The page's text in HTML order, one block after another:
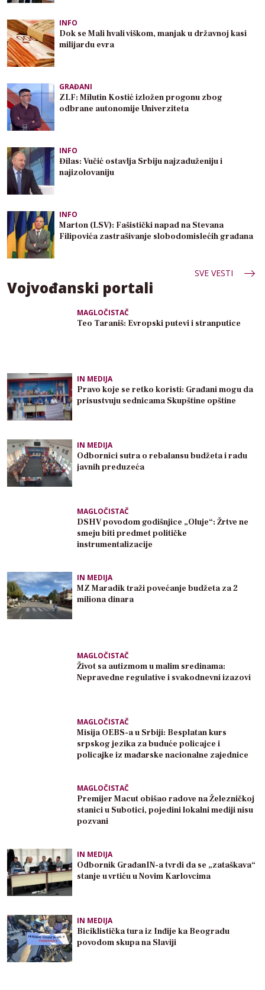
INFO
Dok se Mali hvali viškom, manjak u državnoj kasi
milijardu evra
GRAĐANI
ZLF: Milutin Kostić izložen progonu zbog
odbrane autonomije Univerziteta
INFO
Đilas: Vučić ostavlja Srbiju najzaduženiju i
najizolovaniju
INFO
Marton (LSV): Fašistički napad na Stevana
Filipovića zastrašivanje slobodomislećih građana
SVE VESTI
Vojvođanski portali
MAGLOČISTAČ
Teo Taraniš: Evropski putevi i stranputice
IN MEDIJA
Pravo koje se retko koristi: Građani mogu da
prisustvuju sednicama Skupštine opštine
IN MEDIJA
Odbornici sutra o rebalansu budžeta i radu
javnih preduzeća
MAGLOČISTAČ
DSHV povodom godišnjice „Oluje“: Žrtve ne
smeju biti predmet političke
instrumentalizacije
IN MEDIJA
MZ Maradik traži povećanje budžeta za 2
miliona dinara
MAGLOČISTAČ
Život sa autizmom u malim sredinama:
Nepravedne regulative i svakodnevni izazovi
MAGLOČISTAČ
Misija OEBS-a u Srbiji: Besplatan kurs
srpskog jezika za buduće policajce i
policajke iz mađarske nacionalne zajednice
MAGLOČISTAČ
Premijer Macut obišao radove na Železničkoj
stanici u Subotici, pojedini lokalni mediji nisu
pozvani
IN MEDIJA
Odbornik GrađanIN-a tvrdi da se „zataškava“
stanje u vrtiću u Novim Karlovcima
IN MEDIJA
Biciklistička tura iz Inđije ka Beogradu
povodom skupa na Slaviji